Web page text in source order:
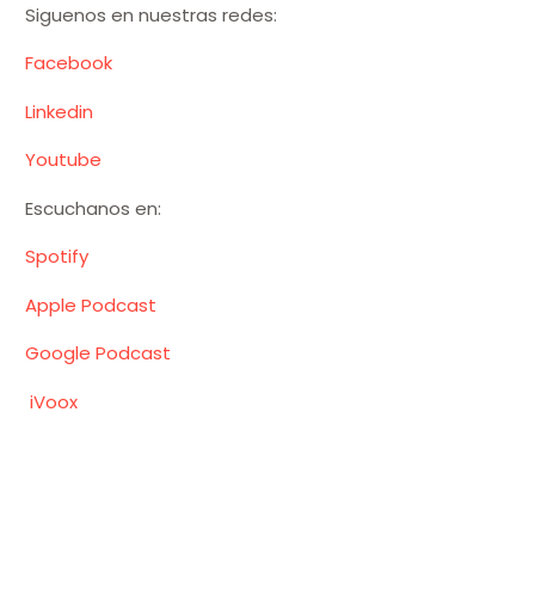
Siguenos en nuestras redes:
Facebook
Linkedin
Youtube
Escuchanos en:
Spotify
Apple Podcast
Google Podcast
iVoox